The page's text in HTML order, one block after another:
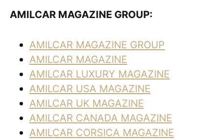
AMILCAR MAGAZINE GROUP:
AMILCAR MAGAZINE GROUP
AMILCAR MAGAZINE
AMILCAR LUXURY MAGAZINE
AMILCAR USA MAGAZINE
AMILCAR UK MAGAZINE
AMILCAR CANADA MAGAZINE
AMILCAR CORSICA MAGAZINE